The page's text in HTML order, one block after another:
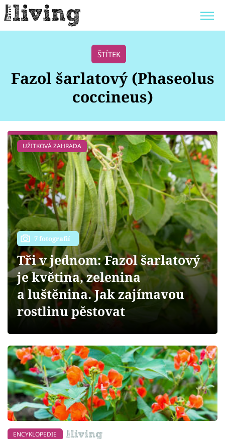
POKOJOVÉ KVĚTINY
ZAHRADA
Bydlení
Zahrada
Design
Sledujte prima+
Přihlášení
Sledujte nás
ŠTÍTEK
Fazol šarlatový (Phaseolus
coccineus)
UŽITKOVÁ ZAHRADA
7 fotografií
Tři v jednom: Fazol šarlatový
je květina, zelenina
a luštěnina. Jak zajímavou
rostlinu pěstovat
ENCYKLOPEDIE